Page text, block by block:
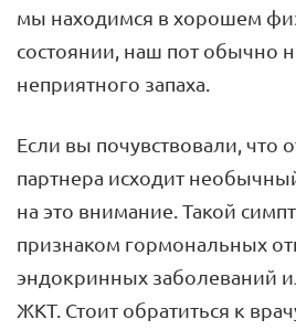
мы находимся в хорошем
состоянии, наш пот обычно
неприятного запаха.
Если вы почувствовали, что
партнера исходит
на это внимание. Такой
признаком гормональных
эндокринных заболеваний
ЖКТ. Стоит обратиться к